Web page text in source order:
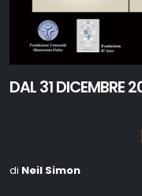
DAL 31 DICEMBRE
di Neil Simon